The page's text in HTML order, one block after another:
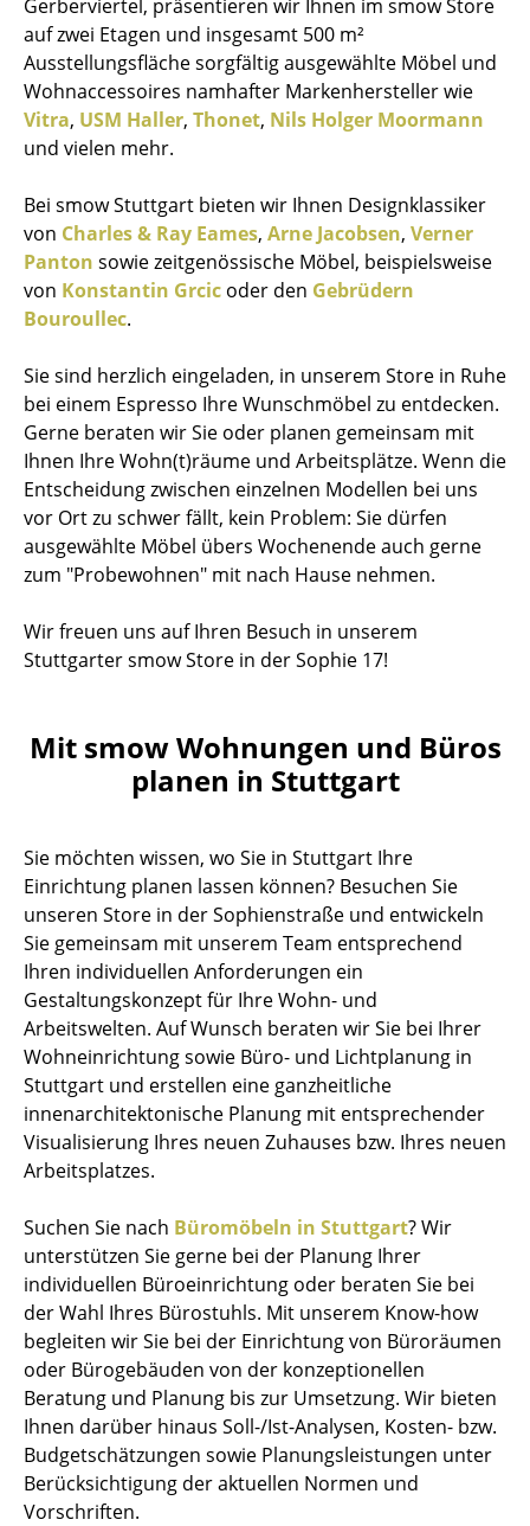
Gerberviertel, präsentieren wir Ihnen im smow Store
auf zwei Etagen und insgesamt 500 m²
Ausstellungsfläche sorgfältig ausgewählte Möbel und
Wohnaccessoires namhafter Markenhersteller wie
Vitra, USM Haller, Thonet, Nils Holger Moormann
und vielen mehr.
Bei smow Stuttgart bieten wir Ihnen Designklassiker
von Charles & Ray Eames, Arne Jacobsen, Verner
Panton sowie zeitgenössische Möbel, beispielsweise
von Konstantin Grcic oder den Gebrüdern
Bouroullec.
Sie sind herzlich eingeladen, in unserem Store in Ruhe
bei einem Espresso Ihre Wunschmöbel zu entdecken.
Gerne beraten wir Sie oder planen gemeinsam mit
Ihnen Ihre Wohn(t)räume und Arbeitsplätze. Wenn die
Entscheidung zwischen einzelnen Modellen bei uns
vor Ort zu schwer fällt, kein Problem: Sie dürfen
ausgewählte Möbel übers Wochenende auch gerne
zum "Probewohnen" mit nach Hause nehmen.
Wir freuen uns auf Ihren Besuch in unserem
Stuttgarter smow Store in der Sophie 17!
Mit smow Wohnungen und Büros
planen in Stuttgart
Sie möchten wissen, wo Sie in Stuttgart Ihre
Einrichtung planen lassen können? Besuchen Sie
unseren Store in der Sophienstraße und entwickeln
Sie gemeinsam mit unserem Team entsprechend
Ihren individuellen Anforderungen ein
Gestaltungskonzept für Ihre Wohn- und
Arbeitswelten. Auf Wunsch beraten wir Sie bei Ihrer
Wohneinrichtung sowie Büro- und Lichtplanung in
Stuttgart und erstellen eine ganzheitliche
innenarchitektonische Planung mit entsprechender
Visualisierung Ihres neuen Zuhauses bzw. Ihres neuen
Arbeitsplatzes.
Suchen Sie nach Büromöbeln in Stuttgart? Wir
unterstützen Sie gerne bei der Planung Ihrer
individuellen Büroeinrichtung oder beraten Sie bei
der Wahl Ihres Bürostuhls. Mit unserem Know-how
begleiten wir Sie bei der Einrichtung von Büroräumen
oder Bürogebäuden von der konzeptionellen
Beratung und Planung bis zur Umsetzung. Wir bieten
Ihnen darüber hinaus Soll-/Ist-Analysen, Kosten- bzw.
Budgetschätzungen sowie Planungsleistungen unter
Berücksichtigung der aktuellen Normen und
Vorschriften.